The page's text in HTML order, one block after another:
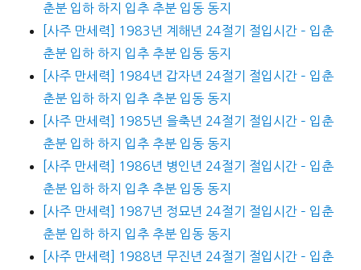
춘분 입하 하지 입추 추분 입동 동지
[사주 만세력] 1983년 계해년 24절기 절입시간 – 입춘
춘분 입하 하지 입추 추분 입동 동지
[사주 만세력] 1984년 갑자년 24절기 절입시간 – 입춘
춘분 입하 하지 입추 추분 입동 동지
[사주 만세력] 1985년 을축년 24절기 절입시간 – 입춘
춘분 입하 하지 입추 추분 입동 동지
[사주 만세력] 1986년 병인년 24절기 절입시간 – 입춘
춘분 입하 하지 입추 추분 입동 동지
[사주 만세력] 1987년 정묘년 24절기 절입시간 – 입춘
춘분 입하 하지 입추 추분 입동 동지
[사주 만세력] 1988년 무진년 24절기 절입시간 – 입춘